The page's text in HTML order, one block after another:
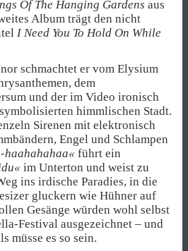
Of The Hanging Gardens aus
Album trägt den nicht
I Need You To Hold On While
schmachtet er vom Elysium
dem
und der im Video ironisch
himmlischen Stadt.
Sirenen mit elektronisch
Engel und Schlampen
haahahahaa« führt ein
im Unterton und weist zu
ins irdische Paradies, in die
gluckern wie Hühner auf
Gesänge würden wohl selbst
Festival ausgezeichnet – und
müsse es so sein.